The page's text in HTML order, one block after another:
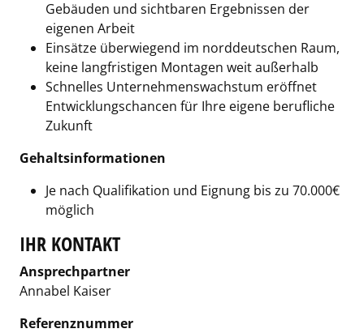
Gebäuden und sichtbaren Ergebnissen der
eigenen Arbeit
Einsätze überwiegend im norddeutschen Raum,
keine langfristigen Montagen weit außerhalb
Schnelles Unternehmenswachstum eröffnet
Entwicklungschancen für Ihre eigene berufliche
Zukunft
Gehaltsinformationen
Je nach Qualifikation und Eignung bis zu 70.000€
möglich
IHR KONTAKT
Ansprechpartner
Annabel Kaiser
Referenznummer